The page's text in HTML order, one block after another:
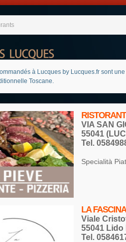
à Lucques by Lucques.fr sont
Toscane.
VIA SAN
55041
Tel.
Specialità
LA FASCINA
Viale
55041 Lido
Tel.